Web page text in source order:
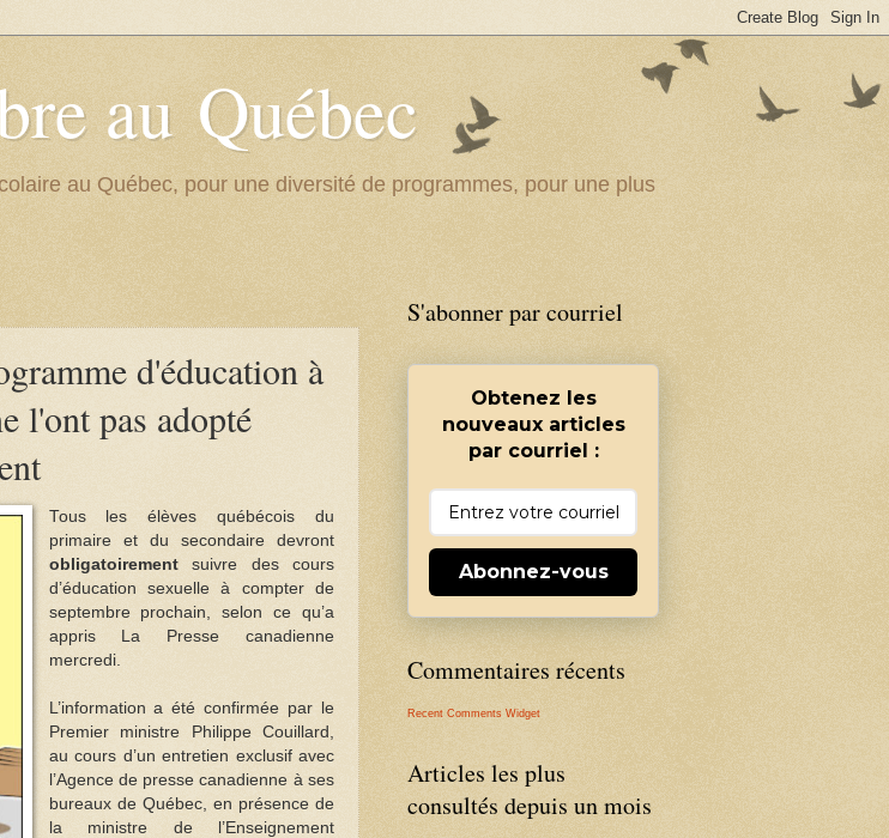
au Québec
au Québec, pour une diversité de programmes, pour une plus
d'éducation à
l'ont pas adopté
Tous les élèves québécois du
primaire et du secondaire devront
obligatoirementsuivre des cours
d’éducation sexuelle à compter de
septembre prochain, selon ce qu’a
appris La Presse canadienne
mercredi.
L’information a été confirmée par le
Premier ministre Philippe Couillard,
au cours d’un entretien exclusif avec
l’Agence de presse canadienne à ses
bureaux de Québec, en présence de
la ministre de l’Enseignement
S'abonner par courriel
Obtenez les
nouveaux articles
par courriel :
Abonnez-vous
Commentaires récents
Recent Comments Widget
Articles les plus
consultés depuis un mois